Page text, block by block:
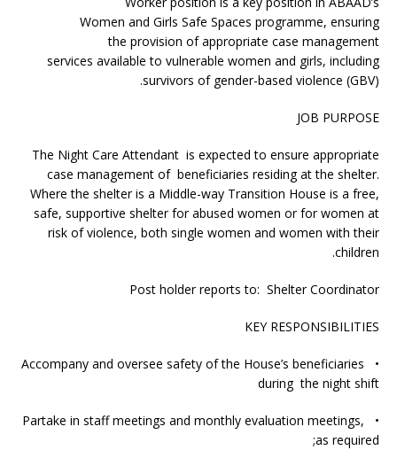
Women and Girls Safe Spaces programme, ensuring
the provision of appropriate case management
services available to vulnerable women and girls, including
survivors of gender-based violence (GBV).
JOB PURPOSE
The Night Care Attendant is expected to ensure appropriate
case management of beneficiaries residing at the shelter.
Where the shelter is a Middle-way Transition House is a free,
safe, supportive shelter for abused women or for women at
risk of violence, both single women and women with their
children.
Post holder reports to: Shelter Coordinator
KEY RESPONSIBILITIES
• Accompany and oversee safety of the House’s beneficiaries
during the night shift
• Partake in staff meetings and monthly evaluation meetings,
as required;